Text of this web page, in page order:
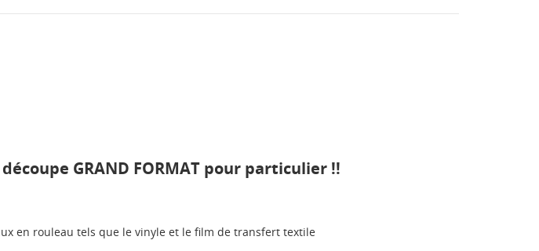
GRAND FORMAT pour particulier !!
en rouleau tels que le vinyle et le film de transfert textile